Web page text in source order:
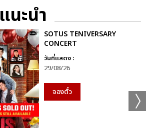
แนะนำ
SOTUS TENIVERSARY
CONCERT
วันที่แสดง :
29/08/26
จองตั๋ว